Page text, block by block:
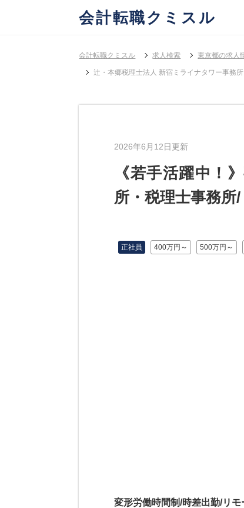
会計転職クミスル
会計転職クミスル 求人検索 東京都の求人
辻・本郷税理士法人 新宿ミライナタワー事務
2026年6月12日更新
《若手活躍中！
所・税理士事務
正社員 400万円～ 500万円～
変形労働時間制/時差出勤/リ